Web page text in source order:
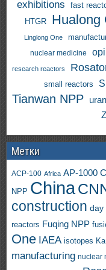
exhibitions fast
HTGR Hualong
Linglong One
nuclear medicine
research reactors
small reactors
Tianwan NPP
Метки
ACP-100 Africa AP-1000
NPP China
construction day
reactors Fuqing NPP
One IAEA isotopes
manufacturing nuclear